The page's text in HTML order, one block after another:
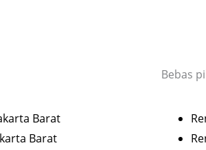
Bebas
Barat
Barat